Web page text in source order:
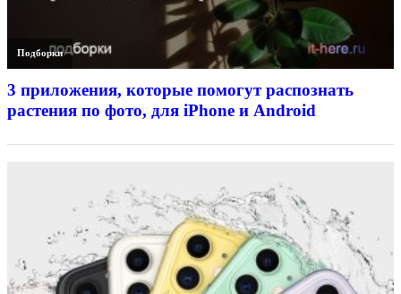
Подборки
3 приложения, которые помогут распознать
растения по фото, для iPhone и Android